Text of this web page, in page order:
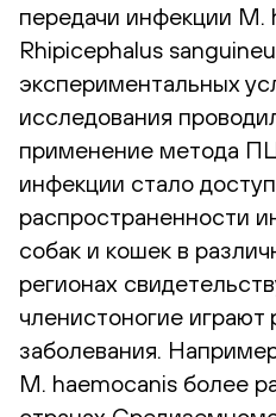
передачи инфекции
Rhipicephalus
экспериментальных
исследования
применение метода
инфекции стало
распространенности
собак и кошек в
регионах
членистоногие играют
заболевания.
M. haemocanis более